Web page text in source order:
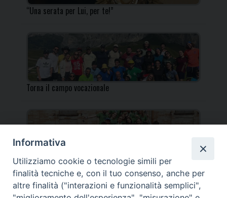
“Una serata per Lui, per te!”
Torna il campo vocazionale
Torna il Campo Missionario Diocesano
Informativa
Utilizziamo cookie o tecnologie simili per
finalità tecniche e, con il tuo consenso, anche per
altre finalità ("interazioni e funzionalità semplici",